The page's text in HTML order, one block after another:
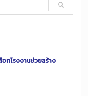
อกโรงงานช่วยสร้าง